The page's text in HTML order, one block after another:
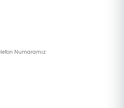
Numaramız: